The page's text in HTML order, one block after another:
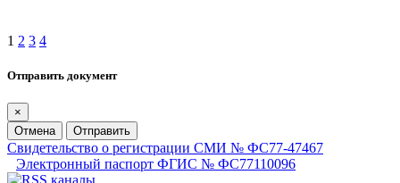
1 2 3 4
Отправить документ
×
Отмена
Отправить
Свидетельство о регистрации СМИ № ФС77-47467
Электронный паспорт ФГИС № ФС77110096